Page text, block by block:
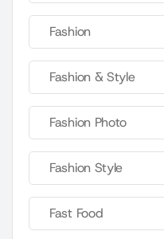
Fashion
Fashion & Style
Fashion Photo
Fashion Style
Fast Food